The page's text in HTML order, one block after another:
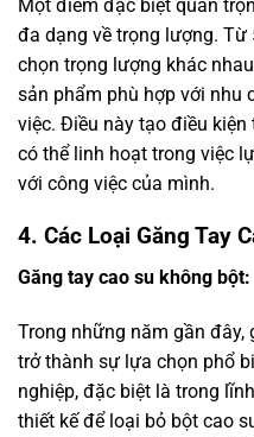
Một điểm đặc biệt quan
đa dạng về trọng lượng. Từ
chọn trọng lượng khác
sản phẩm phù hợp với nhu
việc. Điều này tạo điều
có thể linh hoạt trong việc
với công việc của mình.
4. Các Loại Găng Tay
Găng tay cao su không bột:
Trong những năm gần đây,
trở thành sự lựa chọn phổ
nghiệp, đặc biệt là trong
thiết kế để loại bỏ bột cao